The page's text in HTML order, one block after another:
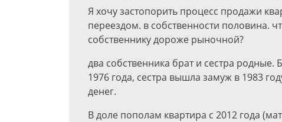
Я хочу застопорить процесс продажи
переездом. в собственности половина.
собственнику дороже рыночной?
два собственника брат и сестра родные.
1976 года, сестра вышла замуж в 1983
денег.
В доле пополам квартира с 2012 года